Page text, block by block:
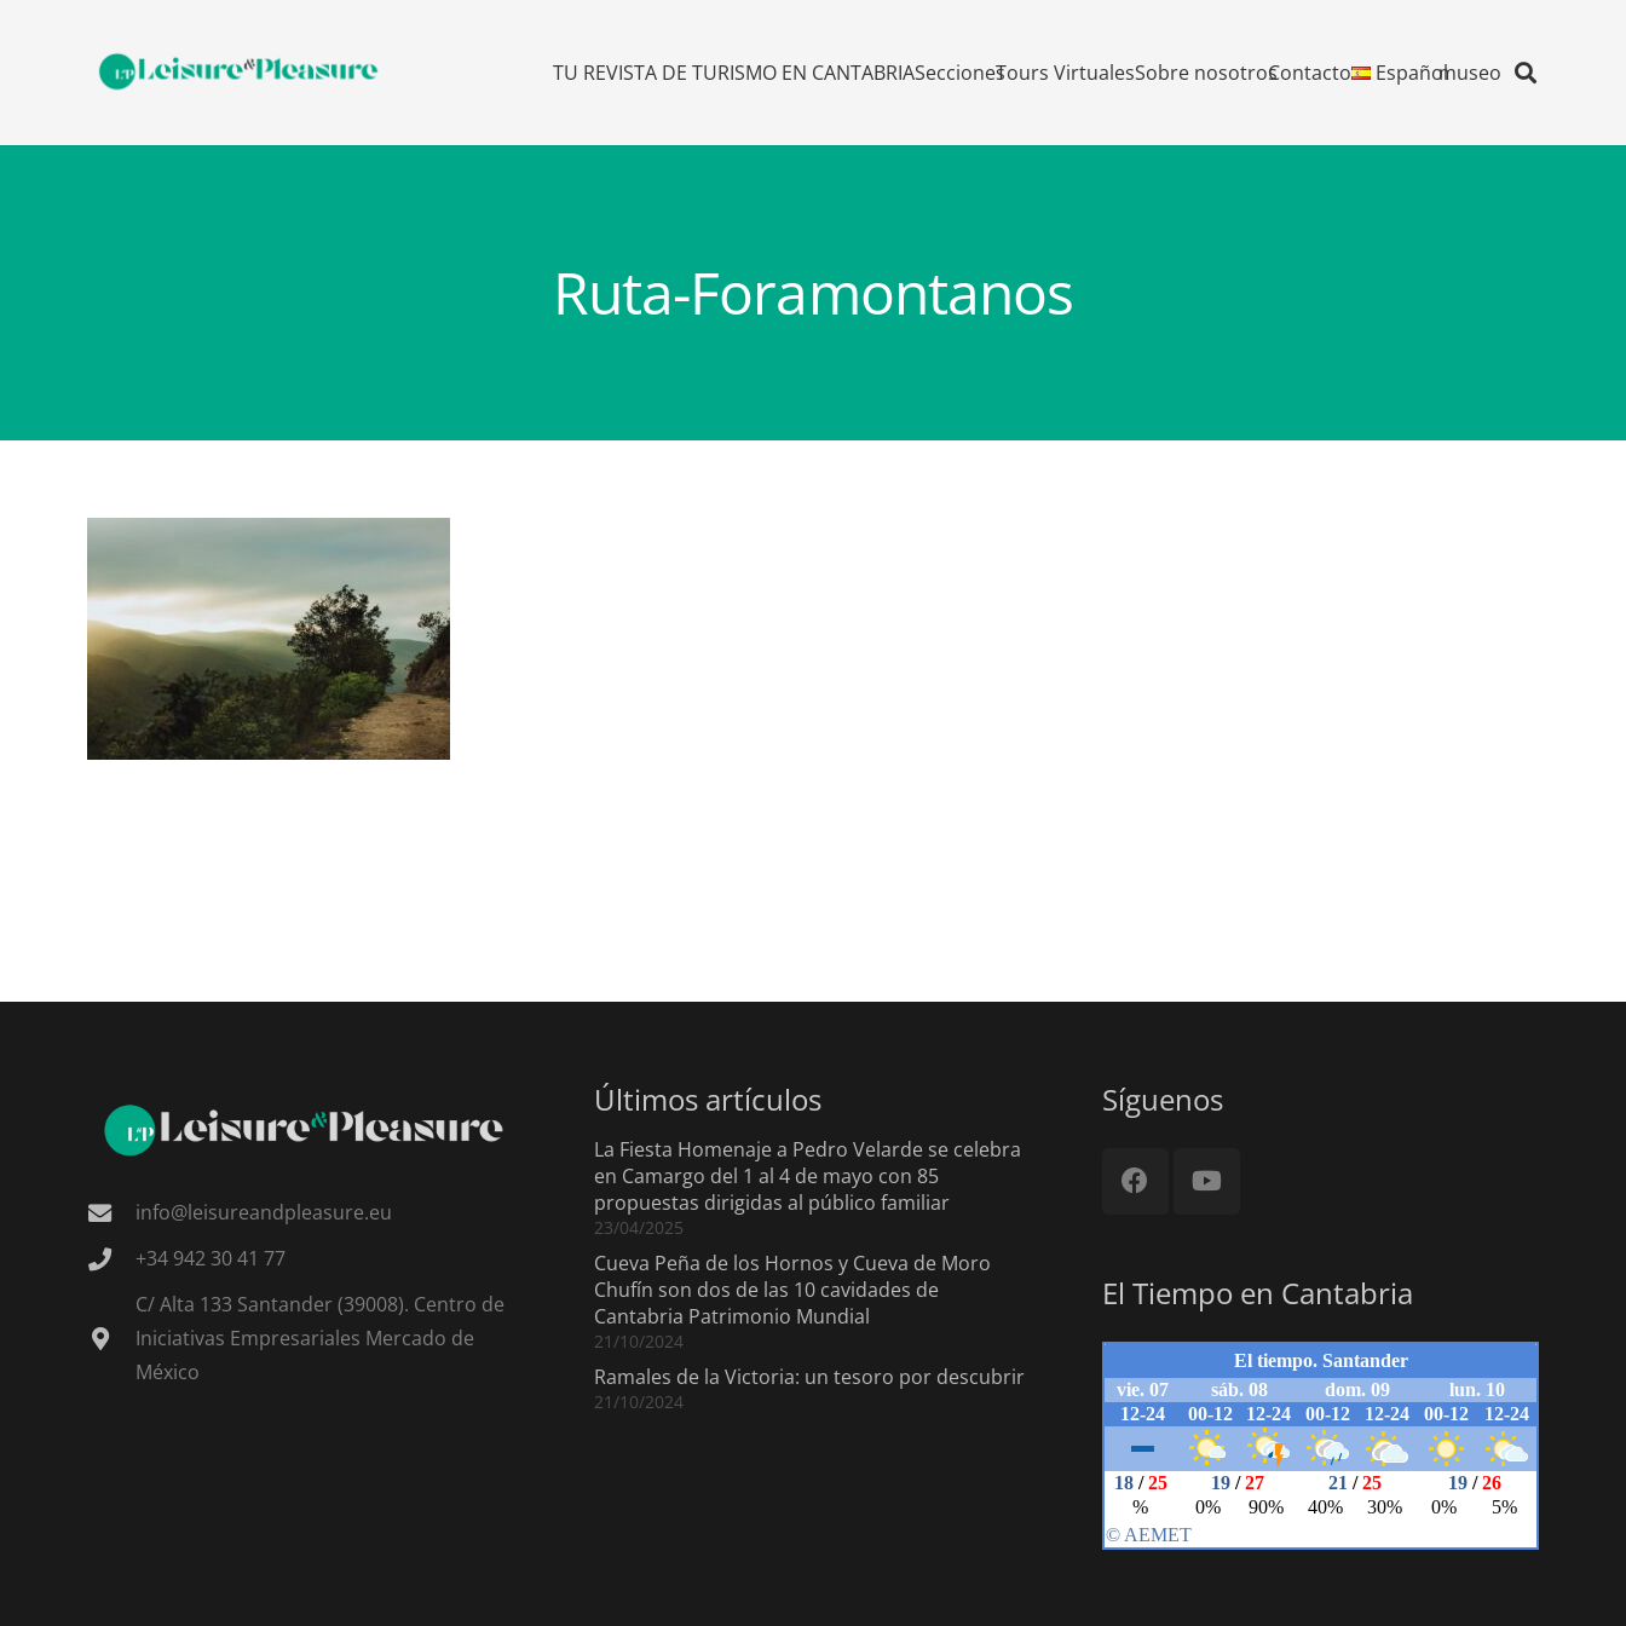
TU REVISTA DE TURISMO EN CANTABRIASeccionesTours VirtualesSobre nosotrosContacto Españolmuseo
Ruta-Foramontanos
info@leisureandpleasure.eu
+34 942 30 41 77
C/ Alta 133 Santander (39008). Centro de
Iniciativas Empresariales Mercado de
México
Últimos artículos
La Fiesta Homenaje a Pedro Velarde se celebra
en Camargo del 1 al 4 de mayo con 85
propuestas dirigidas al público familiar
23/04/2025
Cueva Peña de los Hornos y Cueva de Moro
Chufín son dos de las 10 cavidades de
Cantabria Patrimonio Mundial
21/10/2024
Ramales de la Victoria: un tesoro por descubrir
21/10/2024
Síguenos
El Tiempo en Cantabria